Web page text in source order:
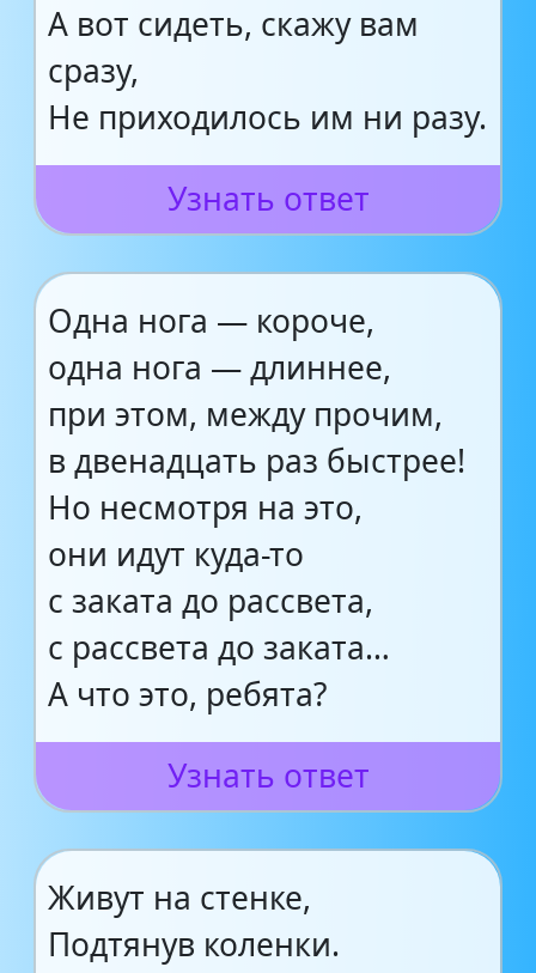
А вот сидеть, скажу вам
сразу,
Не приходилось им ни разу.
Узнать ответ
Одна нога — короче,
одна нога — длиннее,
при этом, между прочим,
в двенадцать раз быстрее!
Но несмотря на это,
они идут куда-то
с заката до рассвета,
с рассвета до заката…
А что это, ребята?
Узнать ответ
Живут на стенке,
Подтянув коленки.